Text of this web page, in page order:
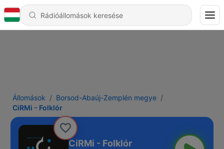
Állomások
Borsod-Abaúj-Zemplén megye
CiRMi - Folklór
CiRMi - Folklór